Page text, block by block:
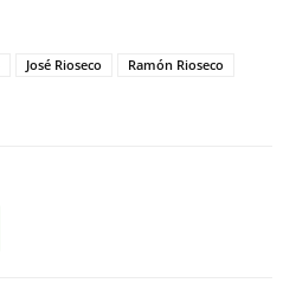
José Rioseco
Ramón Rioseco